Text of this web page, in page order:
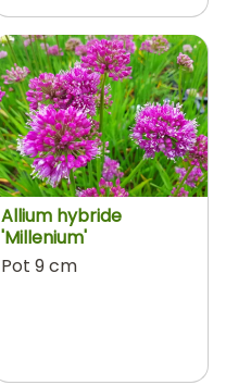
Allium hybride
'Millenium'
Pot 9 cm